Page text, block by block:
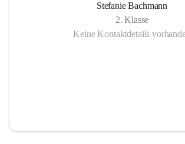
Stefanie Bachmann
2. Klasse
Keine Kontaktdetails